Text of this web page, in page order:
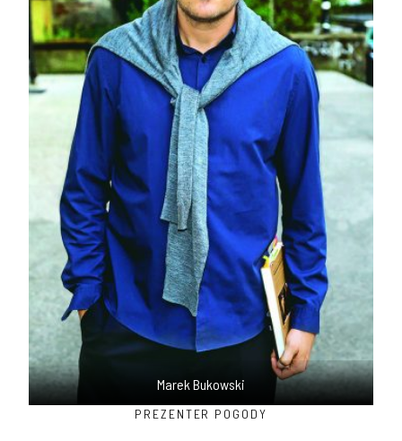
Marek Bukowski
PREZENTER POGODY